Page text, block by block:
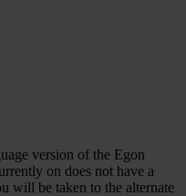
version of the Egon
on does not have a
will be taken to the alternate